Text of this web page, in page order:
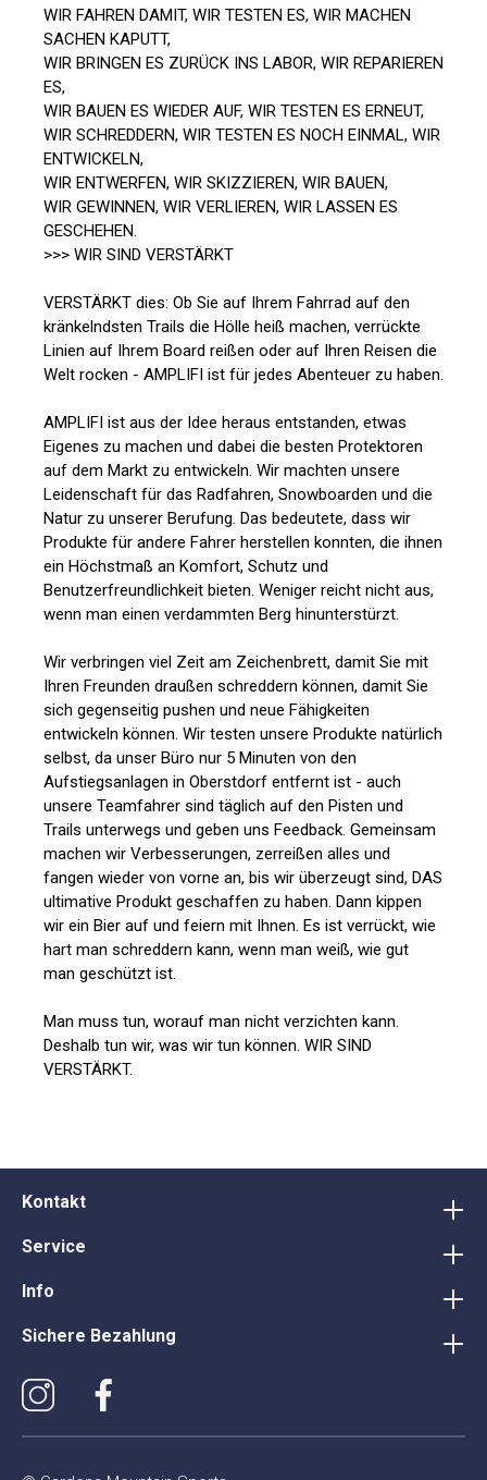
WIR FAHREN DAMIT, WIR TESTEN ES, WIR MACHEN
SACHEN KAPUTT,
WIR BRINGEN ES ZURÜCK INS LABOR, WIR REPARIEREN
ES,
WIR BAUEN ES WIEDER AUF, WIR TESTEN ES ERNEUT,
WIR SCHREDDERN, WIR TESTEN ES NOCH EINMAL, WIR
ENTWICKELN,
WIR ENTWERFEN, WIR SKIZZIEREN, WIR BAUEN,
WIR GEWINNEN, WIR VERLIEREN, WIR LASSEN ES
GESCHEHEN.
>>> WIR SIND VERSTÄRKT
VERSTÄRKT dies: Ob Sie auf Ihrem Fahrrad auf den
kränkelndsten Trails die Hölle heiß machen, verrückte
Linien auf Ihrem Board reißen oder auf Ihren Reisen die
Welt rocken - AMPLIFI ist für jedes Abenteuer zu haben.
AMPLIFI ist aus der Idee heraus entstanden, etwas
Eigenes zu machen und dabei die besten Protektoren
auf dem Markt zu entwickeln. Wir machten unsere
Leidenschaft für das Radfahren, Snowboarden und die
Natur zu unserer Berufung. Das bedeutete, dass wir
Produkte für andere Fahrer herstellen konnten, die ihnen
ein Höchstmaß an Komfort, Schutz und
Benutzerfreundlichkeit bieten. Weniger reicht nicht aus,
wenn man einen verdammten Berg hinunterstürzt.
Wir verbringen viel Zeit am Zeichenbrett, damit Sie mit
Ihren Freunden draußen schreddern können, damit Sie
sich gegenseitig pushen und neue Fähigkeiten
entwickeln können. Wir testen unsere Produkte natürlich
selbst, da unser Büro nur 5 Minuten von den
Aufstiegsanlagen in Oberstdorf entfernt ist - auch
unsere Teamfahrer sind täglich auf den Pisten und
Trails unterwegs und geben uns Feedback. Gemeinsam
machen wir Verbesserungen, zerreißen alles und
fangen wieder von vorne an, bis wir überzeugt sind, DAS
ultimative Produkt geschaffen zu haben. Dann kippen
wir ein Bier auf und feiern mit Ihnen. Es ist verrückt, wie
hart man schreddern kann, wenn man weiß, wie gut
man geschützt ist.
Man muss tun, worauf man nicht verzichten kann.
Deshalb tun wir, was wir tun können. WIR SIND
VERSTÄRKT.
Kontakt
Service
Info
Sichere Bezahlung